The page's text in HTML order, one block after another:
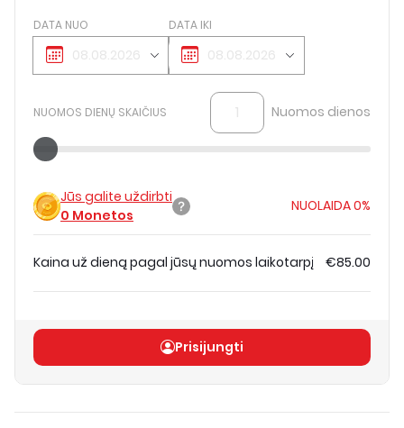
DATA NUO DATA IKI
NUOMOS DIENŲ SKAIČIUS Nuomos dienos
Jūs galite uždirbti
0 Monetos
NUOLAIDA0%
Kaina už dieną pagal jūsų nuomos laikotarpį €85.00
Prisijungti